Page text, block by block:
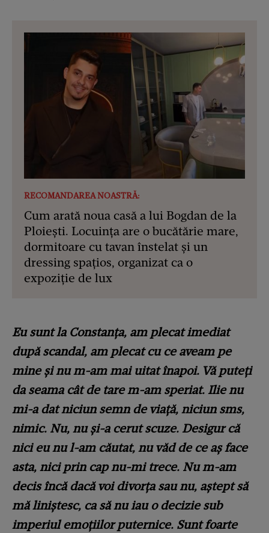
RECOMANDAREA NOASTRĂ:
Cum arată noua casă a lui Bogdan de la
Ploiești. Locuința are o bucătărie mare,
dormitoare cu tavan înstelat și un
dressing spațios, organizat ca o
expoziție de lux
Eu sunt la Constanța, am plecat imediat
după scandal, am plecat cu ce aveam pe
mine și nu m-am mai uitat înapoi. Vă puteți
da seama cât de tare m-am speriat. Ilie nu
mi-a dat niciun semn de viață, niciun sms,
nimic. Nu, nu și-a cerut scuze. Desigur că
nici eu nu l-am căutat, nu văd de ce aș face
asta, nici prin cap nu-mi trece. Nu m-am
decis încă dacă voi divorța sau nu, aștept să
mă liniștesc, ca să nu iau o decizie sub
imperiul emoțiilor puternice. Sunt foarte